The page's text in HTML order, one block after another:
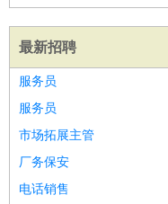
最新招聘
服务员
服务员
市场拓展主管
厂务保安
电话销售